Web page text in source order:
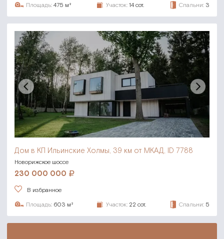
Площадь: 475 м² Участок: 14 сот. Спальни: 3
Дом в КП Ильинские Холмы, 39 км от МКАД, ID 7788
Новорижское шоссе
230 000 000
В избранное
Площадь: 603 м² Участок: 22 сот. Спальни: 5